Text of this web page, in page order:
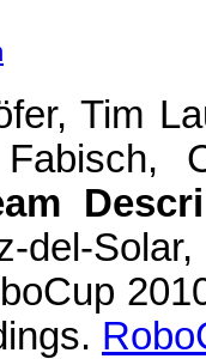
Tim
Fabisch,
del-